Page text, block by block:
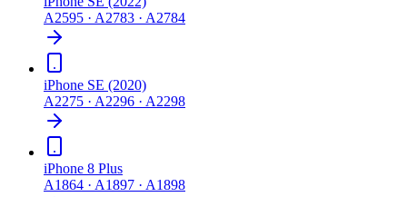
A2595 · A2783 · A2784
iPhone SE (2020)
A2275 · A2296 · A2298
iPhone 8 Plus
A1864 · A1897 · A1898